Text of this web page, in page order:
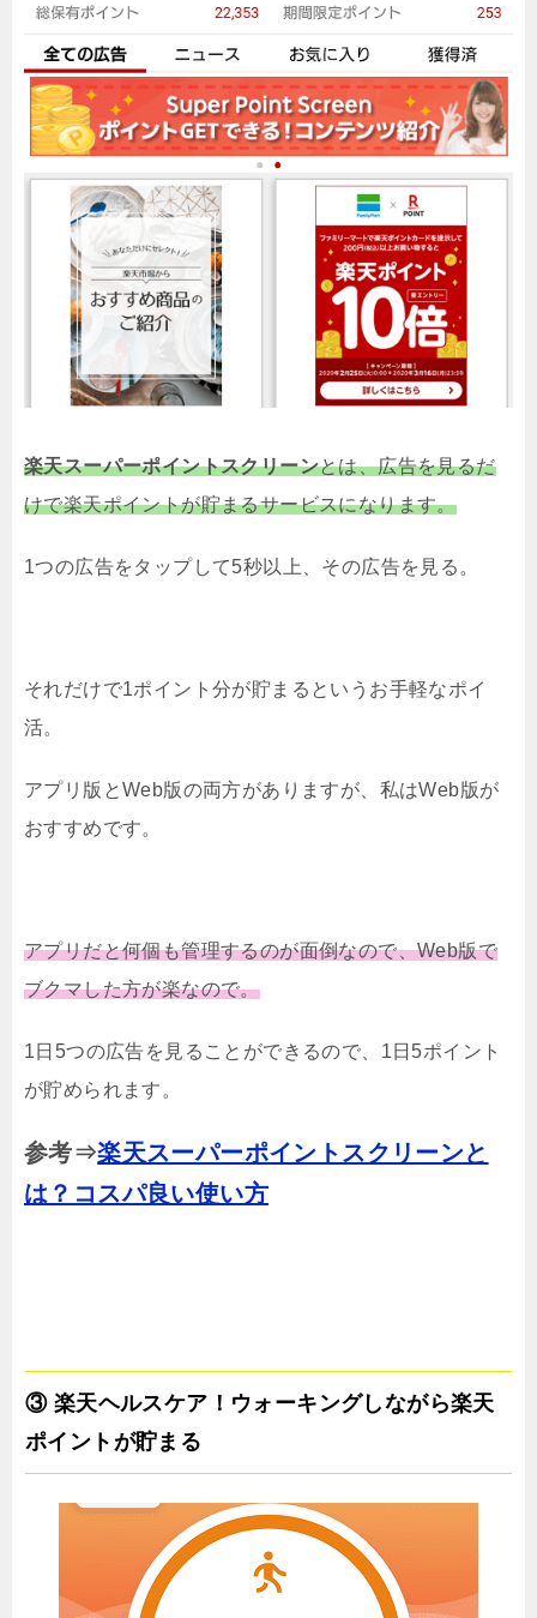
楽天スーパーポイントスクリーンとは、広告を見るだ
けで楽天ポイントが貯まるサービスになります。
1つの広告をタップして5秒以上、その広告を見る。
それだけで1ポイント分が貯まるというお手軽なポイ
活。
アプリ版とWeb版の両方がありますが、私はWeb版が
おすすめです。
アプリだと何個も管理するのが面倒なので、Web版で
ブクマした方が楽なので。
1日5つの広告を見ることができるので、1日5ポイント
が貯められます。
参考⇒楽天スーパーポイントスクリーンと
は？コスパ良い使い方
③ 楽天ヘルスケア！ウォーキングしながら楽天
ポイントが貯まる